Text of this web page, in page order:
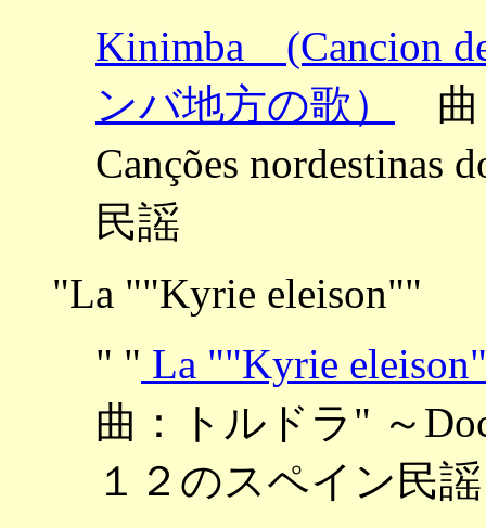
Kinimba (Cancion
ンバ地方の歌）
曲
Canções nordestinas
民謡
"La ""Kyrie eleison""
" " La ""Kyrie
曲：トルドラ" ～
１２のスペイン民謡